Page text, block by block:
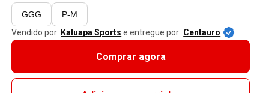
GGG
P-M
Vendido por: Kaluapa Sports e entregue por Centauro
Comprar agora